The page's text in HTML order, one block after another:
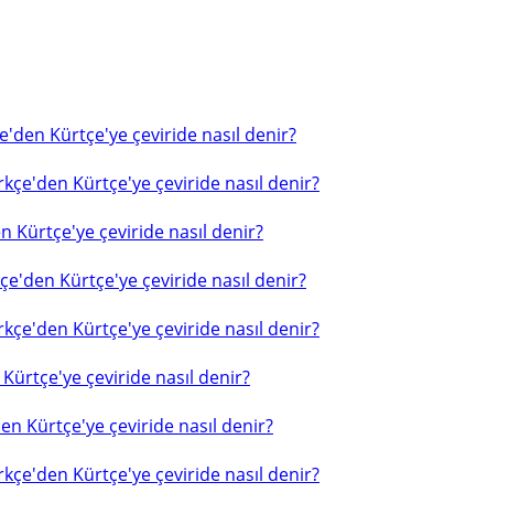
Kürtçe'ye çeviride nasıl denir?
Kürtçe'ye çeviride nasıl denir?
Kürtçe'ye çeviride nasıl denir?
Kürtçe'ye çeviride nasıl denir?
Kürtçe'ye çeviride nasıl denir?
çeviride nasıl denir?
Kürtçe'ye çeviride nasıl denir?
Kürtçe'ye çeviride nasıl denir?